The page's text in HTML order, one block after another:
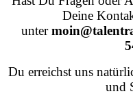
Deine
unter
Du erreichst uns
und